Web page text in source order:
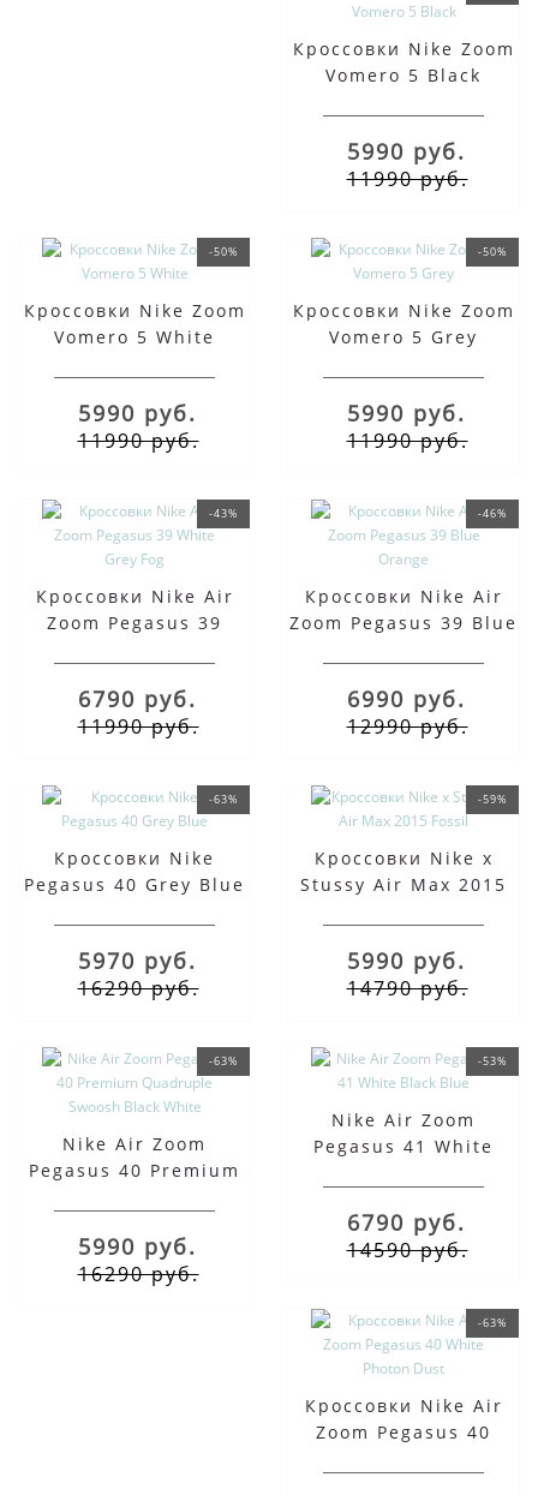
Кроссовки Nike Zoom
Vomero 5 Black
5990 руб.
11990 руб.
-50%
Кроссовки Nike Zoom
Vomero 5 White
5990 руб.
11990 руб.
-50%
Кроссовки Nike Zoom
Vomero 5 Grey
5990 руб.
11990 руб.
-43%
Кроссовки Nike Air
Zoom Pegasus 39
6790 руб.
11990 руб.
-46%
Кроссовки Nike Air
Zoom Pegasus 39 Blue
6990 руб.
12990 руб.
-63%
Кроссовки Nike
Pegasus 40 Grey Blue
5970 руб.
16290 руб.
-59%
Кроссовки Nike x
Stussy Air Max 2015
5990 руб.
14790 руб.
-63%
Nike Air Zoom
Pegasus 40 Premium
5990 руб.
16290 руб.
-53%
Nike Air Zoom
Pegasus 41 White
6790 руб.
14590 руб.
-63%
Кроссовки Nike Air
Zoom Pegasus 40